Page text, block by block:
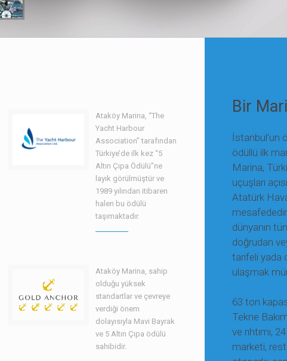
Ataköy Marina, “The
Yacht Harbour
Association” tarafından
Türkiye’de ilk kez “5
Altın Çıpa Ödülü”ne
layık görülmüştür ve
1989 yılından itibaren
halen bu ödülü
taşımaktadır.
Ataköy Marina, sahip
olduğu yüksek
standartlar ve çevreye
verdiği önem
dolayısıyla Mavi Bayrak
ve 5 Altın Çıpa ödülü
sahibidir.
Bir
İstanbul’un
ödüllü ilk
Marina,
uçuşları
Atatürk
dünyanın
doğrudan
tarifeli yada
ulaşmak
63 ton
Tekne
ve rıhtımı,
marketi,